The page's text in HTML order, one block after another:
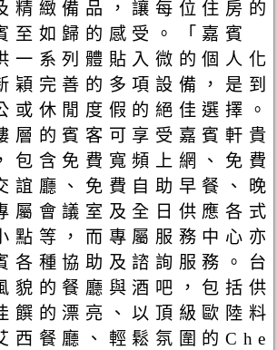
精緻備品，讓每位住房的
至如歸的感受。「嘉賓
一系列體貼入微的個人化
穎完善的多項設備，是到
或休閒度假的絕佳選擇。
層的賓客可享受嘉賓軒貴
包含免費寬頻上網、免費
誼廳、免費自助早餐、晚
屬會議室及全日供應各式
點等，而專屬服務中心亦
各種協助及諮詢服務。台
貌的餐廳與酒吧，包括供
饌的漂亮、以頂級歐陸料
西餐廳、輕鬆氛圍的Che